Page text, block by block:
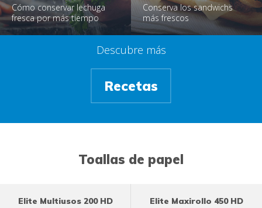
Cómo conservar lechuga
fresca por más tiempo
Conserva los sandwichs
más frescos
Descubre más
Recetas
Toallas de papel
Elite Multiusos 200 HD Elite Maxirollo 450 HD